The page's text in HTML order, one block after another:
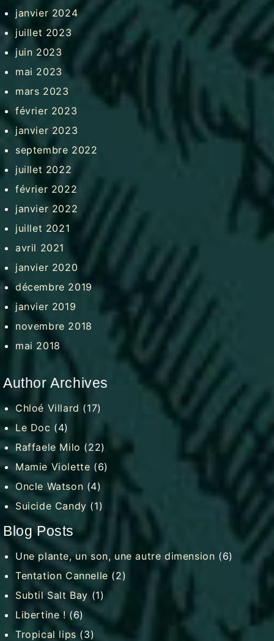
janvier 2024
juillet 2023
juin 2023
mai 2023
mars 2023
février 2023
janvier 2023
septembre 2022
juillet 2022
février 2022
janvier 2022
juillet 2021
avril 2021
janvier 2020
décembre 2019
janvier 2019
novembre 2018
mai 2018
Author Archives
Chloé Villard (17)
Le Doc (4)
Raffaele Milo (22)
Mamie Violette (6)
Oncle Watson (4)
Suicide Candy (1)
Blog Posts
Une plante, un son, une autre dimension (6)
Tentation Cannelle (2)
Subtil Salt Bay (1)
Libertine !(6)
Tropical lips (3)